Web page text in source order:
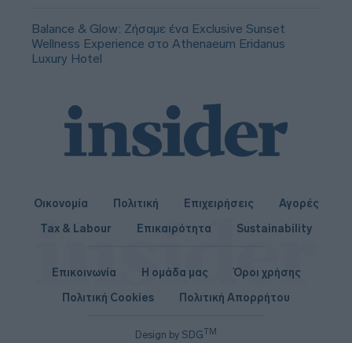
Balance & Glow: Ζήσαμε ένα Exclusive Sunset
Wellness Experience στο Athenaeum Eridanus
Luxury Hotel
Οικονομία Πολιτική Επιχειρήσεις
Αγορές
Tax & Labour
Επικαιρότητα Sustainability
Design by SDGTM
Επικοινωνία Η ομάδα μας
Όροι χρήσης
Πολιτική Cookies
Πολιτική Απορρήτου